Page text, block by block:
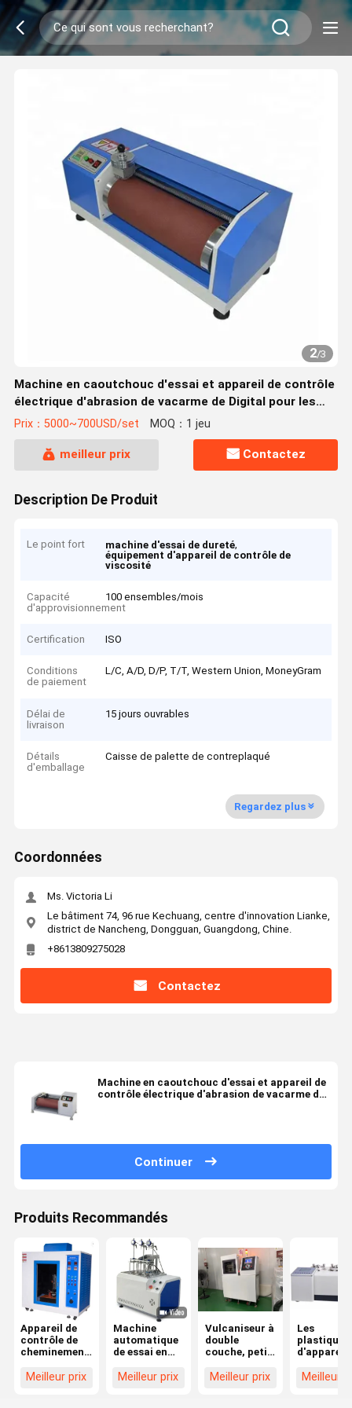
2/3
Machine en caoutchouc d'essai et appareil de contrôle
électrique d'abrasion de vacarme de Digital pour les
matériaux divers avec le prix usine
Prix：5000~700USD/set MOQ：1 jeu
meilleur prix Contactez
Description De Produit
Le point fort machine d'essai de dureté,
équipement d'appareil de contrôle de
viscosité
Capacité
d'approvisionnement
100 ensembles/mois
Certification ISO
Conditions
de paiement
L/C, A/D, D/P, T/T, Western Union, MoneyGram
Délai de
livraison
15 jours ouvrables
Détails
d'emballage
Caisse de palette de contreplaqué
Regardez plus
Coordonnées
Ms. Victoria Li
Le bâtiment 74, 96 rue Kechuang, centre d'innovation Lianke,
district de Nancheng, Dongguan, Guangdong, Chine.
+8613809275028
Contactez
Machine en caoutchouc d'essai et appareil de
contrôle électrique d'abrasion de vacarme de
Continuer
Produits Recommandés
Appareil de
contrôle de
cheminement
de fuite
Meilleur prix
Machine
automatique
de essai en
d'essai de
Meilleur prix
Vulcaniseur à
double
couche, petit
caoutchouc
Meilleur prix
Les
plastiques
d'appareil
Meilleur